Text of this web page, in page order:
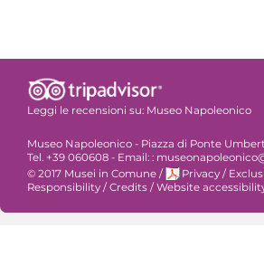
Leggi le recensioni su: Museo Napoleonico
Museo Napoleonico - Piazza di Ponte
Tel. +39 060608 - Email: :
© 2017 Musei in Comune / Privacy /
Responsibility /Credits /Website